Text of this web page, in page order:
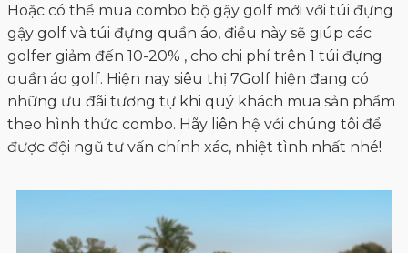
Hoặc có thể mua combo bộ gậy golf mới với túi đựng
gậy golf và túi đựng quần áo, điều này sẽ giúp các
golfer giảm đến 10-20% , cho chi phí trên 1 túi đựng
quần áo golf. Hiện nay siêu thị 7Golf hiện đang có
những ưu đãi tương tự khi quý khách mua sản phẩm
theo hình thức combo. Hãy liên hệ với chúng tôi để
được đội ngũ tư vấn chính xác, nhiệt tình nhất nhé!